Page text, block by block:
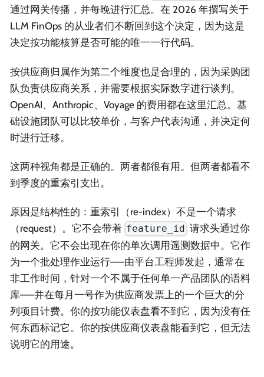
通过网关传播，并每晚进行汇总。在 2026 年撰写关于
LLM FinOps 的从业者们不断回到这个决定，因为这是
决定按功能核算是否可能的唯一一行代码。
按供应商归属作为第二个维度也是合理的，因为采购团
队负责供应商关系，并需要根据实际数字进行谈判。
OpenAI、Anthropic、Voyage 的费用都在这里汇总。基
础设施团队可以比较单价，与客户代表沟通，并决定何
时进行迁移。
这两种视角都是正确的。两者都很有用。但两者都看不
到季度的重索引支出。
原因是结构性的：重索引（re-index）不是一个请求
（request）。它不会带着 feature_id 请求头通过你
的网关。它不会出现在你的单次调用遥测数据中。它作
为一个批处理作业运行——由平台工程师发起，通常在
非工作时间，针对一个不属于任何单一产品团队的语料
库——并在每月一号作为供应商发票上的一个巨大的分
列项目计费。你的按功能仪表盘看不到它，因为没有任
何东西标记它。你的按供应商仪表盘能看到它，但无法
说明它的用途。